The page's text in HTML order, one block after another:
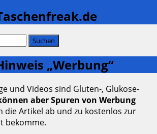
„Werbung“
und Videos sind Gluten-, Glukose-
aber Spuren von Werbung
die Artikel ab und zu kostenlos zur
bekomme.